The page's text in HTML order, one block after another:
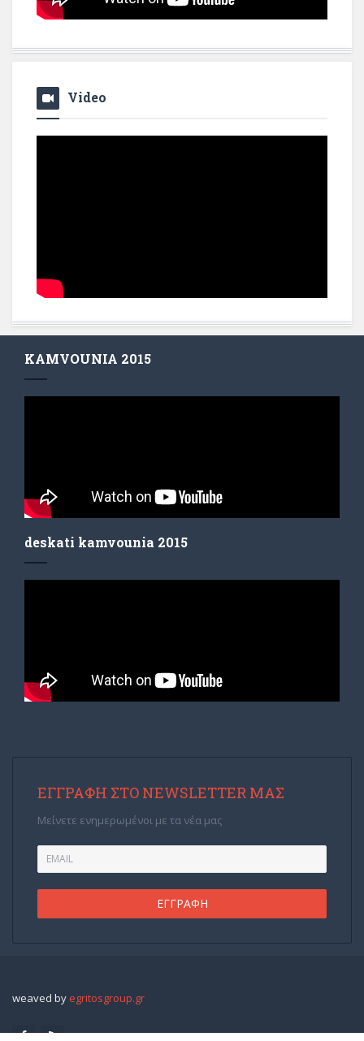
Video
KAMVOUNIA 2015
deskati kamvounia 2015
ΕΓΓΡΑΦΉ ΣΤΟ NEWSLETTER ΜΑΣ
Μείνετε ενημερωμένοι με τα νέα μας
weaved by egritosgroup.gr